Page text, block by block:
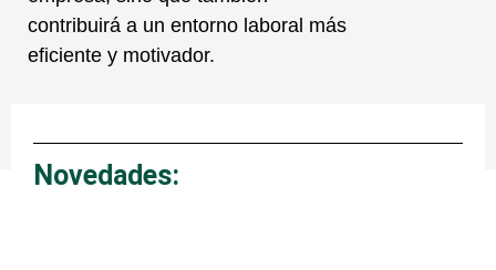
contribuirá a un entorno laboral más
eficiente y motivador.
Novedades: